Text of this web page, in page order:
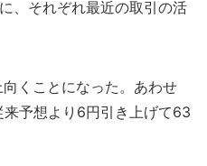
、それぞれ最近の取引の活
くことになった。あわせ
予想より6円引き上げて63